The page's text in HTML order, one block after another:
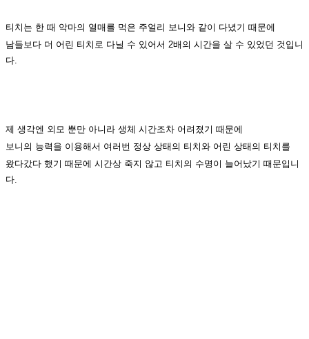
티치는 한 때 악마의 열매를 먹은 주얼리 보니와 같이 다녔기 때문에
남들보다 더 어린 티치로 다닐 수 있어서 2배의 시간을 살 수 있었던 것입니
다.
제 생각엔 외모 뿐만 아니라 생체 시간조차 어려졌기 때문에
보니의 능력을 이용해서 여러번 정상 상태의 티치와 어린 상태의 티치를
왔다갔다 했기 때문에 시간상 죽지 않고 티치의 수명이 늘어났기 때문입니
다.